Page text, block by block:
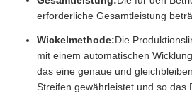
erforderliche Gesamtleistung
Wickelmethode:Die
mit einem automatischen
das eine genaue und
Streifen gewährleistet und so das